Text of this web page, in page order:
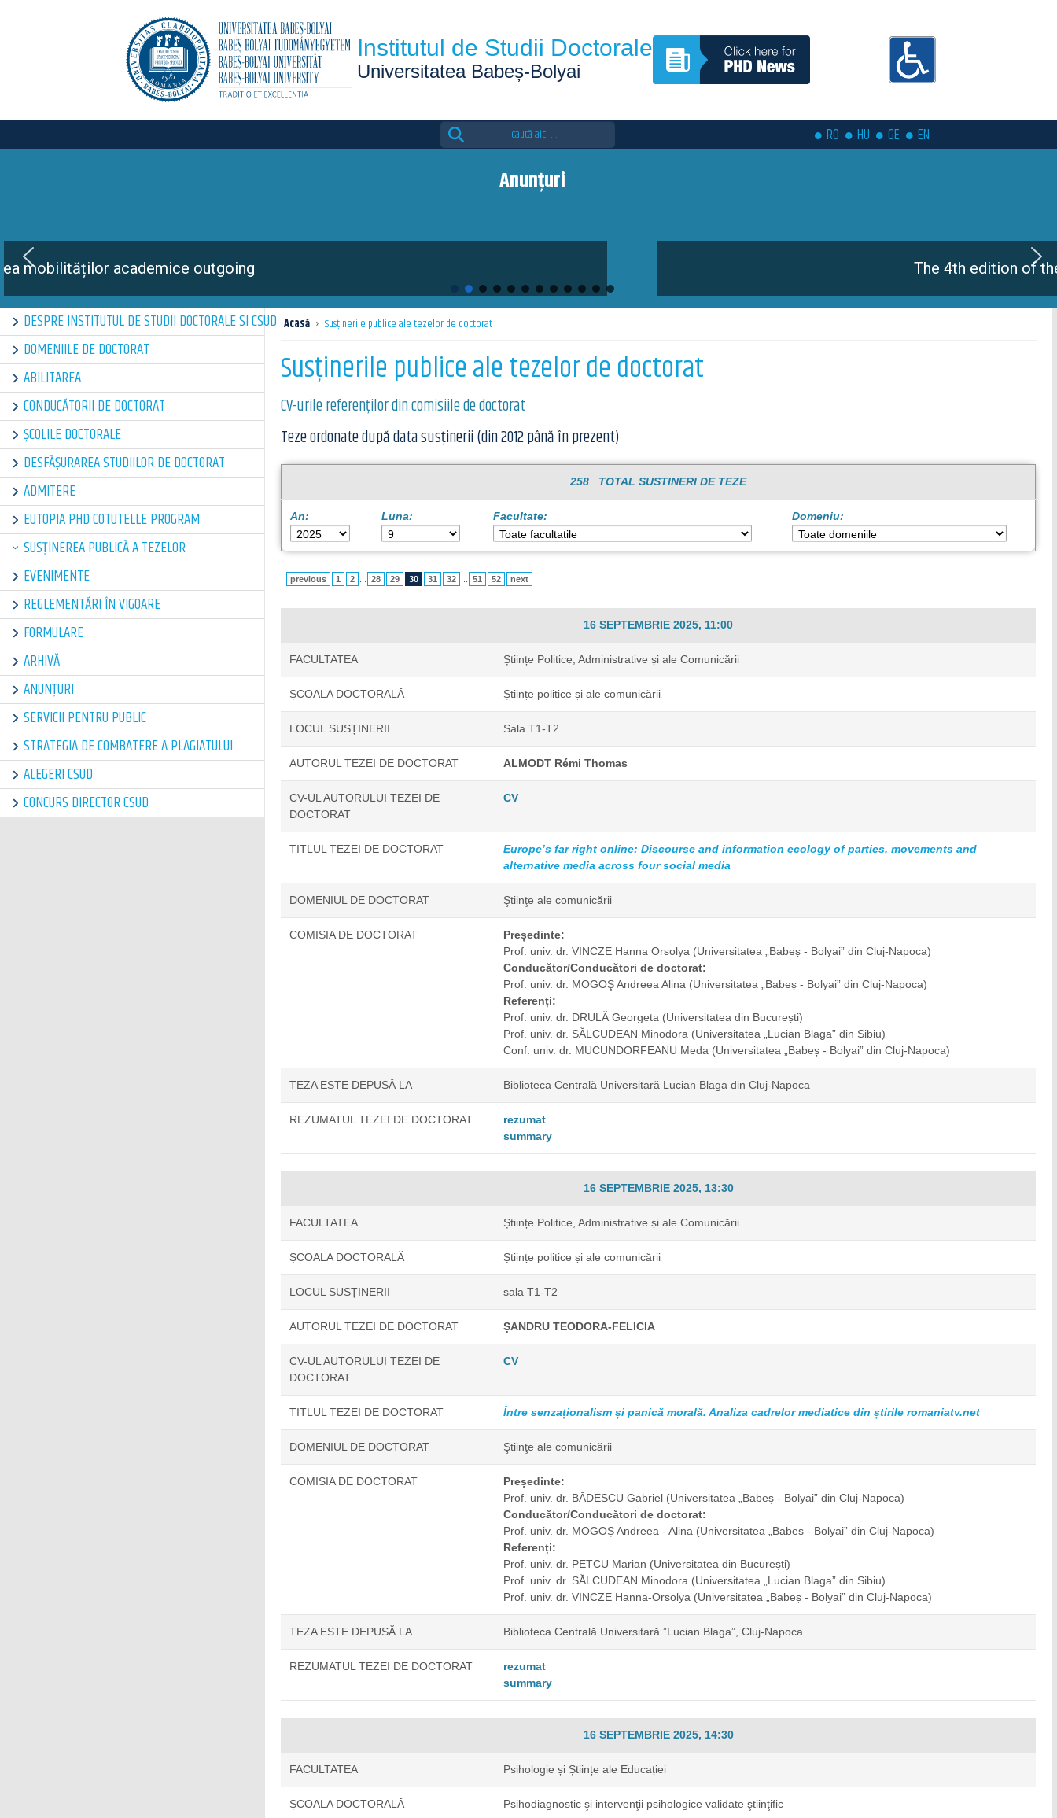
Institutul de Studii Doctorale
Universitatea Babeș-Bolyai
Search
for:
RO HU GE EN
Anunțuri
DESPRE INSTITUTUL DE STUDII DOCTORALE SI CSUD
DOMENIILE DE DOCTORAT
ABILITAREA
CONDUCĂTORII DE DOCTORAT
ȘCOLILE DOCTORALE
DESFĂȘURAREA STUDIILOR DE DOCTORAT
ADMITERE
EUTOPIA PHD COTUTELLE PROGRAM
SUSȚINEREA PUBLICĂ A TEZELOR
EVENIMENTE
REGLEMENTĂRI ÎN VIGOARE
FORMULARE
ARHIVĂ
ANUNȚURI
SERVICII PENTRU PUBLIC
STRATEGIA DE COMBATERE A PLAGIATULUI
ALEGERI CSUD
CONCURS DIRECTOR CSUD
Acasă › Susţinerile publice ale tezelor de doctorat
Susţinerile publice ale tezelor de doctorat
CV-urile referenților din comisiile de doctorat
Teze ordonate după data susținerii (din 2012 până în prezent)
258 TOTAL SUSTINERI DE TEZE
An: Luna: Facultate: Domeniu:
previous 1 2 28 29 30 31 32 51 52 next
16 SEPTEMBRIE 2025, 11:00
FACULTATEA Științe Politice, Administrative și ale Comunicării
ȘCOALA DOCTORALĂ Științe politice și ale comunicării
LOCUL SUSȚINERII Sala T1-T2
AUTORUL TEZEI DE DOCTORAT ALMODT Rémi Thomas
CV-UL AUTORULUI TEZEI DE
DOCTORAT
CV
TITLUL TEZEI DE DOCTORAT
Europe’s far right online: Discourse and information ecology of parties, movements and
alternative media across four social media
DOMENIUL DE DOCTORAT Ştiinţe ale comunicării
COMISIA DE DOCTORAT
Președinte:
Prof. univ. dr. VINCZE Hanna Orsolya (Universitatea „Babeș - Bolyai” din Cluj-Napoca)
Conducător/Conducători de doctorat:
Prof. univ. dr. MOGOŞ Andreea Alina (Universitatea „Babeș - Bolyai” din Cluj-Napoca)
Referenți:
Prof. univ. dr. DRULĂ Georgeta (Universitatea din București)
Prof. univ. dr. SĂLCUDEAN Minodora (Universitatea „Lucian Blaga” din Sibiu)
Conf. univ. dr. MUCUNDORFEANU Meda (Universitatea „Babeș - Bolyai” din Cluj-Napoca)
TEZA ESTE DEPUSĂ LA Biblioteca Centrală Universitară Lucian Blaga din Cluj-Napoca
REZUMATUL TEZEI DE DOCTORAT
rezumat
summary
16 SEPTEMBRIE 2025, 13:30
FACULTATEA Științe Politice, Administrative și ale Comunicării
ȘCOALA DOCTORALĂ Științe politice și ale comunicării
LOCUL SUSȚINERII sala T1-T2
AUTORUL TEZEI DE DOCTORAT ȘANDRU TEODORA-FELICIA
CV-UL AUTORULUI TEZEI DE
DOCTORAT
CV
TITLUL TEZEI DE DOCTORAT Între senzaționalism și panică morală. Analiza cadrelor mediatice din știrile romaniatv.net
DOMENIUL DE DOCTORAT Ştiinţe ale comunicării
COMISIA DE DOCTORAT
Președinte:
Prof. univ. dr. BĂDESCU Gabriel (Universitatea „Babeș - Bolyai” din Cluj-Napoca)
Conducător/Conducători de doctorat:
Prof. univ. dr. MOGOȘ Andreea - Alina (Universitatea „Babeș - Bolyai” din Cluj-Napoca)
Referenți:
Prof. univ. dr. PETCU Marian (Universitatea din București)
Prof. univ. dr. SĂLCUDEAN Minodora (Universitatea „Lucian Blaga” din Sibiu)
Prof. univ. dr. VINCZE Hanna-Orsolya (Universitatea „Babeș - Bolyai” din Cluj-Napoca)
TEZA ESTE DEPUSĂ LA Biblioteca Centrală Universitară ”Lucian Blaga”, Cluj-Napoca
REZUMATUL TEZEI DE DOCTORAT
rezumat
summary
16 SEPTEMBRIE 2025, 14:30
FACULTATEA Psihologie și Științe ale Educației
ȘCOALA DOCTORALĂ Psihodiagnostic şi intervenţii psihologice validate ştiinţific